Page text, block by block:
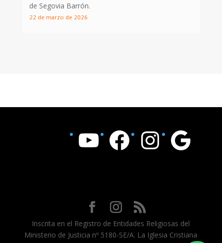
de Segovia Barrón.
22 de marzo de 2026
YouTube Facebook Instagram Google
Inscrita en el Registro de Entidades Religiosas del
Ministerio de Justicia nº 5180-SE/A. La Iglesia Cristiana